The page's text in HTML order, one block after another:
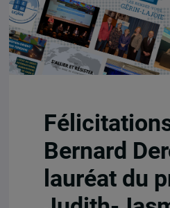
Bernard
lauréat du